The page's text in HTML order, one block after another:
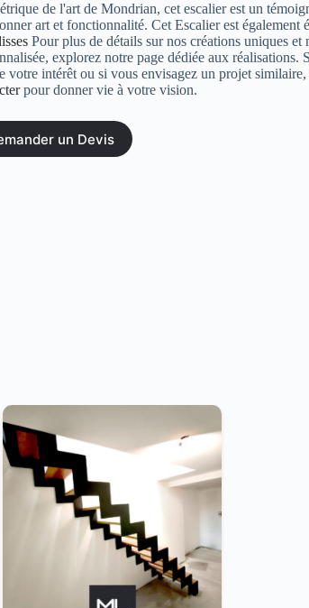
de l'art de Mondrian, cet escalier est un
art et fonctionnalité. Cet Escalier est également
Pour plus de détails sur nos créations uniques et
explorez notre page dédiée aux réalisations.
votre intérêt ou si vous envisagez un projet similaire,
pour donner vie à votre vision.
un Devis